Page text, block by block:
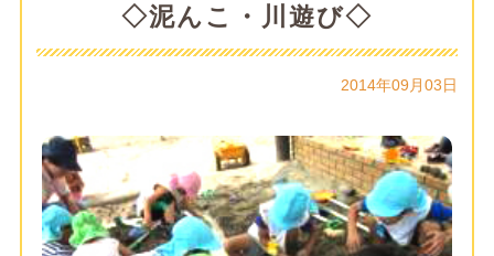
◇泥んこ・川遊び◇
2014年09月03日